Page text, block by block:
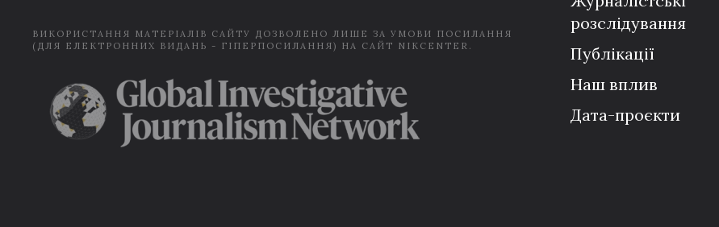
ВИКОРИСТАННЯ МАТЕРІАЛІВ САЙТУ ДОЗВОЛЕНО ЛИШЕ ЗА УМОВИ ПОСИЛАННЯ
(ДЛЯ ЕЛЕКТРОННИХ ВИДАНЬ - ГІПЕРПОСИЛАННЯ) НА САЙТ NIKCENTER.
розслідування
Публікації
Наш вплив
Дата-проєкти